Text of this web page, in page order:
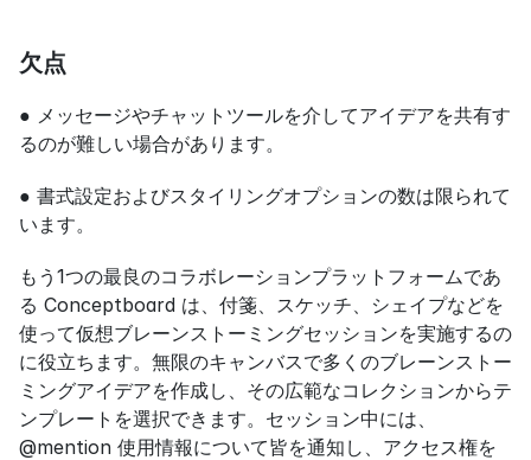
欠点
● メッセージやチャットツールを介してアイデアを共有す
るのが難しい場合があります。
● 書式設定およびスタイリングオプションの数は限られて
います。
もう1つの最良のコラボレーションプラットフォームであ
る Conceptboard は、付箋、スケッチ、シェイプなどを
使って仮想ブレーンストーミングセッションを実施するの
に役立ちます。無限のキャンバスで多くのブレーンストー
ミングアイデアを作成し、その広範なコレクションからテ
ンプレートを選択できます。セッション中には、
@mention 使用情報について皆を通知し、アクセス権を